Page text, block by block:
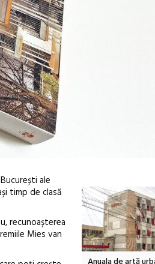
ale
timp de clasă
recunoașterea
Mies van